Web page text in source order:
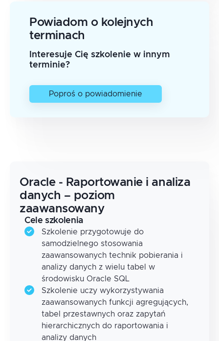
Powiadom o kolejnych
terminach
Interesuje Cię szkolenie w innym
terminie?
Poproś o powiadomienie
Oracle - Raportowanie i analiza
danych – poziom
zaawansowany
Cele szkolenia
Szkolenie przygotowuje do
samodzielnego stosowania
zaawansowanych technik pobierania i
analizy danych z wielu tabel w
środowisku Oracle SQL
Szkolenie uczy wykorzystywania
zaawansowanych funkcji agregujących,
tabel przestawnych oraz zapytań
hierarchicznych do raportowania i
analizy danych